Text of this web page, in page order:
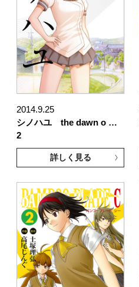
2014.9.25
シノハユ the dawn o …
2
詳しく見る